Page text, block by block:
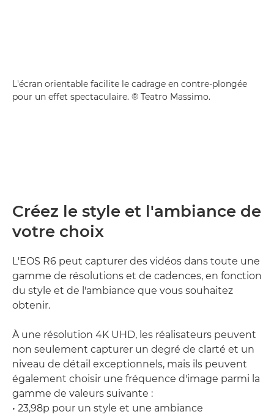
L'écran orientable facilite le cadrage en contre-plongée
pour un effet spectaculaire. ® Teatro Massimo.
Créez le style et l'ambiance de
votre choix
L'EOS R6 peut capturer des vidéos dans toute une
gamme de résolutions et de cadences, en fonction
du style et de l'ambiance que vous souhaitez
obtenir.
À une résolution 4K UHD, les réalisateurs peuvent
non seulement capturer un degré de clarté et un
niveau de détail exceptionnels, mais ils peuvent
également choisir une fréquence d'image parmi la
gamme de valeurs suivante :
• 23,98p pour un style et une ambiance